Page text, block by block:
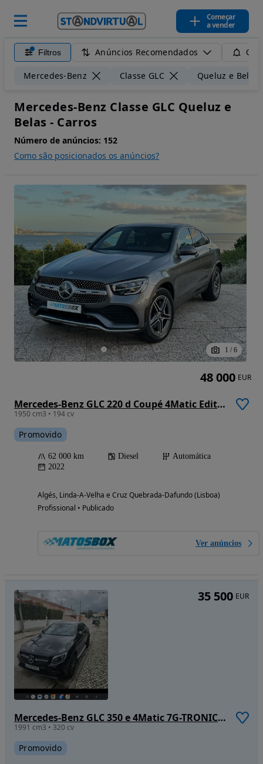
Começar
a vender
Filtros Anúncios Recomendados
Mercedes-Benz Classe GLC Queluz e Belas
Mercedes-Benz Classe GLC Queluz e
Belas - Carros
Número de anúncios: 152
Como são posicionados os anúncios?
1 / 6
Mercedes-Benz GLC 220 d Coupé 4Matic Edition
1950 cm3 • 194 cv
Promovido
62 000 km Diesel
Automática
2022
Algés, Linda-A-Velha e Cruz Quebrada-Dafundo (Lisboa)
Profissional • Publicado
Ver anúncios
48 000 EUR
Mercedes-Benz GLC 350 e 4Matic 7G-TRONIC AMG Line
1991 cm3 • 320 cv
Promovido
35 500 EUR